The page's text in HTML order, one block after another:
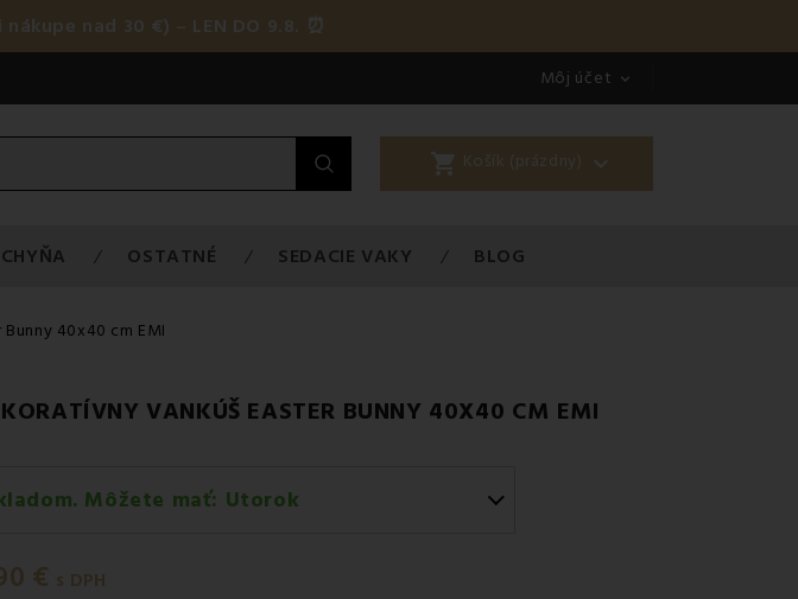
nad 30 €) – LEN DO 9.8. ⏰
Môj účet 
shopping_cart Košík (prázdny) 
OSTATNÉ SEDACIE VAKY BLOG
40x40 cm EMI
VANKÚŠ EASTER BUNNY 40X40 CM EMI
Môžete mať: Utorok
Utorok 11.08
€ s DPH